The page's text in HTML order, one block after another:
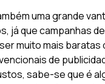
uma grande
já que campanhas
muito mais baratas
de
sabe-se que é